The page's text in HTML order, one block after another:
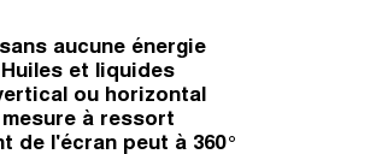
aucune énergie
Huiles et liquides
ou horizontal
à ressort
de l'écran peut à 360°